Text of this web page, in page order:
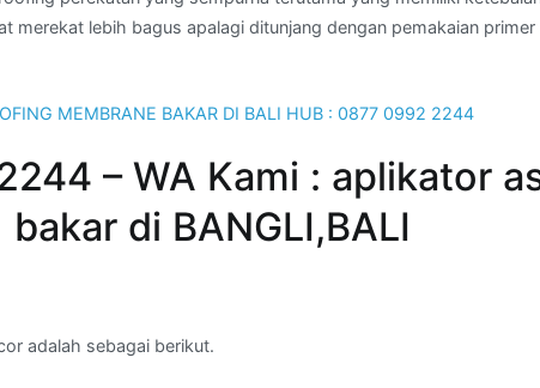
merekat lebih bagus apalagi ditunjang dengan pemakaian
– WA Kami : aplikator
bakar di BANGLI,BALI
adalah sebagai berikut.